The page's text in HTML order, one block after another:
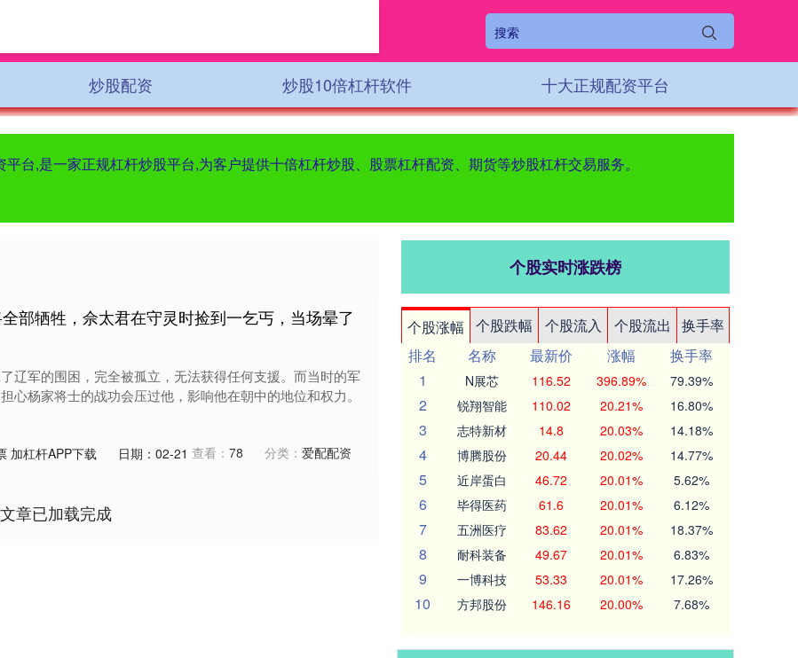
炒股配资 炒股10倍杠杆软件 十大正规配资平台
台,是一家正规杠杆炒股平台,为客户提供十倍杠杆炒股、股票杠杆配资、期货等炒股杠杆交易服务。
部牺牲，佘太君在守灵时捡到一乞丐，当场晕了
辽军的围困，完全被孤立，无法获得任何支援。而当时的军
心杨家将士的战功会压过他，影响他在朝中的地位和权力。
加杠杆APP下载 日期：02-21 查看： 78 分类： 爱配配资
章已加载完成
个股实时涨跌榜
个股涨幅 个股跌幅 个股流入 个股流出
换手率
排名
名称 最新价 涨幅
换手率
1
N展芯 116.52 396.89% 79.39%
2 锐翔智能 110.02 20.21% 16.80%
3 志特新材 14.8 20.03% 14.18%
4 博腾股份 20.44 20.02% 14.77%
5 近岸蛋白 46.72 20.01% 5.62%
6 毕得医药 61.6 20.01% 6.12%
7 五洲医疗 83.62 20.01% 18.37%
8 耐科装备 49.67 20.01% 6.83%
9 一博科技 53.33 20.01% 17.26%
10 方邦股份 146.16 20.00% 7.68%